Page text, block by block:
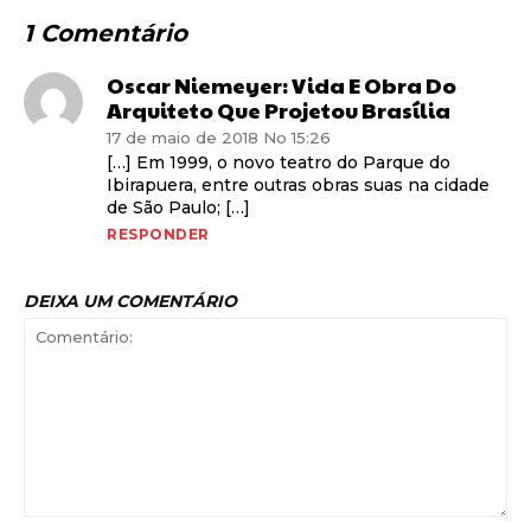
1 Comentário
Oscar Niemeyer: Vida E Obra Do
Arquiteto Que Projetou Brasília
17 de maio de 2018 No 15:26
[…] Em 1999, o novo teatro do Parque do
Ibirapuera, entre outras obras suas na cidade
de São Paulo; […]
RESPONDER
DEIXA UM COMENTÁRIO